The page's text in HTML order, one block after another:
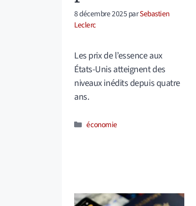
8 décembre 2025parSebastien
Leclerc
Les prix de l’essence aux
États-Unis atteignent des
niveaux inédits depuis quatre
ans.
Catégories
économie